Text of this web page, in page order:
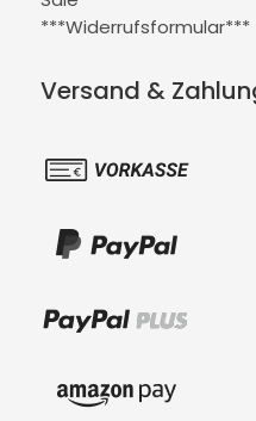
***Widerrufsformular***
Versand &